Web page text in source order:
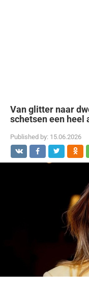
Van glitter naar
schetsen een heel
Published by: 15.06.2026